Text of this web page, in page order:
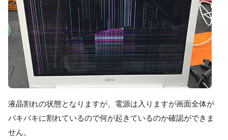
液晶割れの状態となりますが、電源は入りますが画面全体が
バキバキに割れているので何が起きているのか確認ができま
せん。